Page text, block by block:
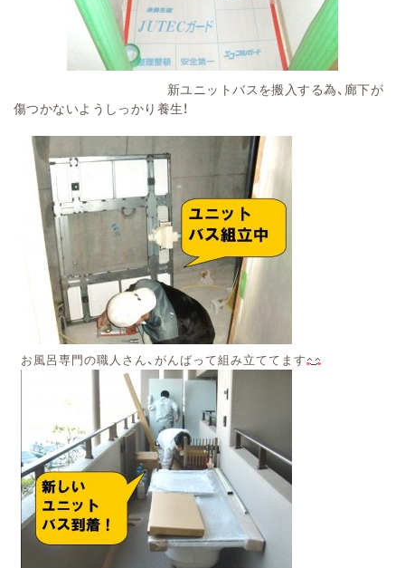
新ユニットバスを搬入する為、廊下が
傷つかないようしっかり養生！
お風呂専門の職人さん、がんばって組み立ててます